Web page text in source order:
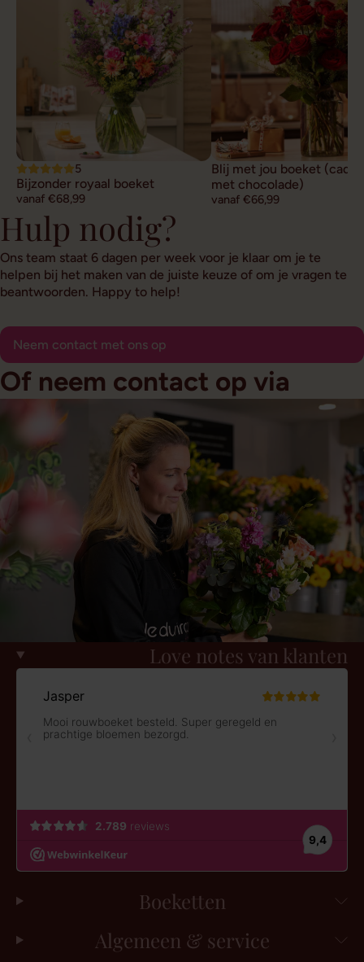
5
Bijzonder royaal boeket
vanaf €68,99
Blij met jou boeket
met chocolade)
vanaf €66,99
Hulp nodig?
Ons team staat 6 dagen per week voor je klaar om je te
helpen bij het maken van de juiste keuze of om je vragen te
beantwoorden. Happy to help!
Neem contact met ons op
Of neem contact op via
Love notes van klanten
Boeketten
Algemeen & service